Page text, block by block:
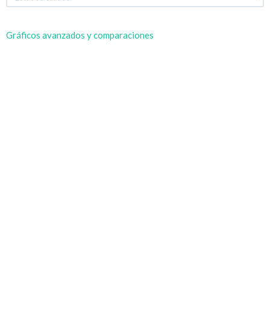
Gráficos avanzados y comparaciones